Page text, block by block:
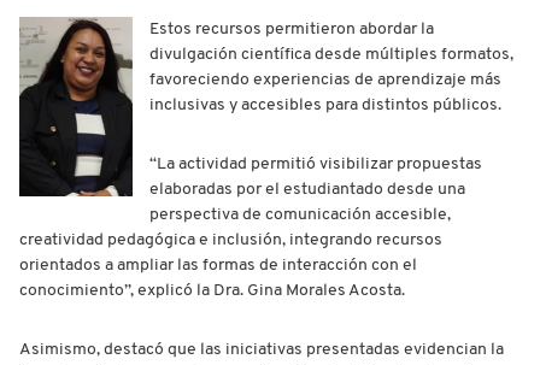
Estos recursos permitieron abordar la
divulgación científica desde múltiples formatos,
favoreciendo experiencias de aprendizaje más
inclusivas y accesibles para distintos públicos.
“La actividad permitió visibilizar propuestas
elaboradas por el estudiantado desde una
perspectiva de comunicación accesible,
creatividad pedagógica e inclusión, integrando recursos
orientados a ampliar las formas de interacción con el
conocimiento”, explicó la Dra. Gina Morales Acosta.
Asimismo, destacó que las iniciativas presentadas evidencian la